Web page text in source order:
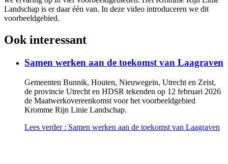
Landschap is er daar één van. In deze video introduceren we dit
voorbeeldgebied.
Ook interessant
Samen werken aan de toekomst van Laagraven
Gemeenten Bunnik, Houten, Nieuwegein, Utrecht en Zeist,
de provincie Utrecht en HDSR tekenden op 12 februari 2026
de Maatwerkovereenkomst voor het voorbeeldgebied
Kromme Rijn Linie Landschap.
Lees verder : Samen werken aan de toekomst van Laagraven